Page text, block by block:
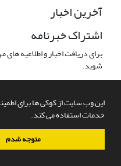
این وب سایت از کوکی ها برای
خدمات استفاده می کند.
متوجه شدم
آخرین اخبار
اشتراک خبرنامه
برای دریافت اخبار و اطلاعیه
شوید.
سامانه مدیریت نشریات علمی.